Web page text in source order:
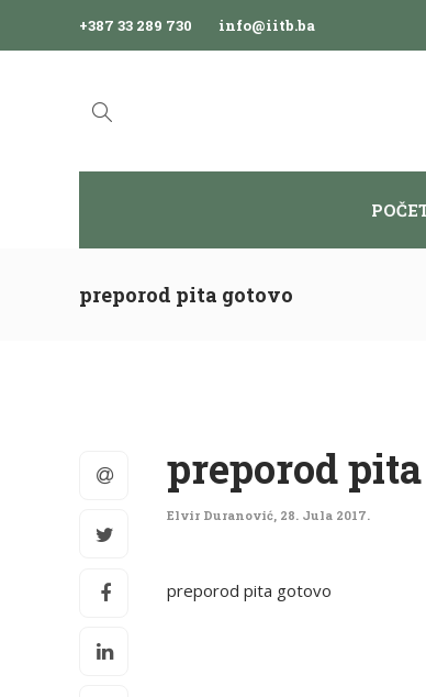
+387 33 289 730 info@iitb.ba
preporod pita gotovo
preporod
Elvir Duranović, 28. Jula 2017.
preporod pita gotovo